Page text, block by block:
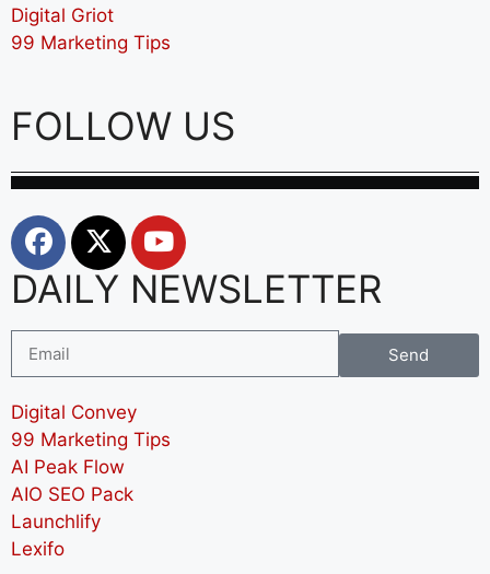
Digital Griot
99 Marketing Tips
FOLLOW US
DAILY NEWSLETTER
Send
Digital Convey
99 Marketing Tips
AI Peak Flow
AIO SEO Pack
Launchlify
Lexifo